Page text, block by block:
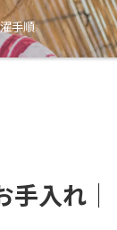
手順
入れ｜